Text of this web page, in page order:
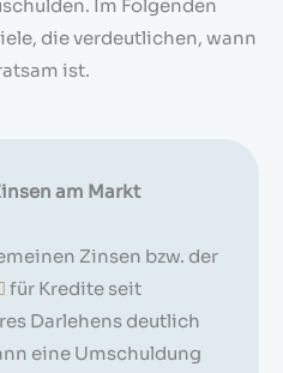
Im Folgenden
die verdeutlichen, wann
ist.
am Markt
Zinsen bzw. der
für Kredite seit
Darlehens deutlich
eine Umschuldung